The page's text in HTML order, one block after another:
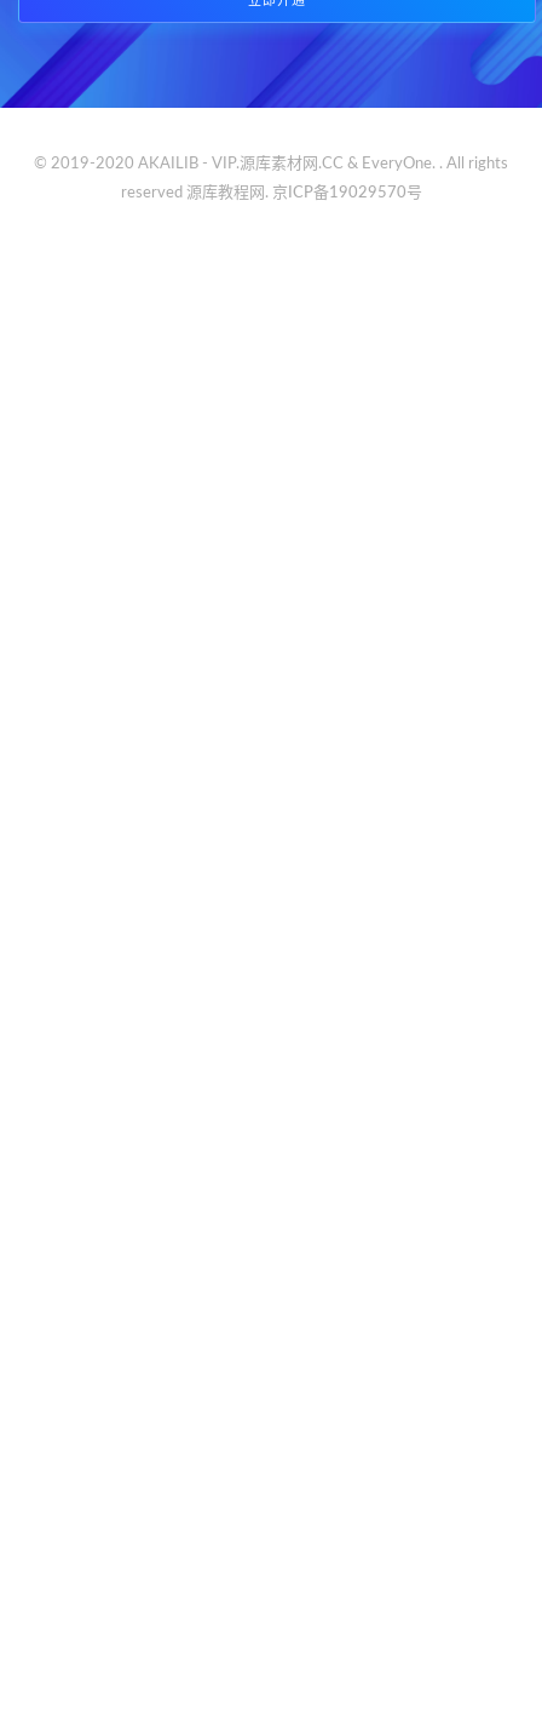
© 2019-2020 AKAILIB - VIP.源库素材网.CC & EveryOne. . All rights
reserved 源库教程网. 京ICP备19029570号